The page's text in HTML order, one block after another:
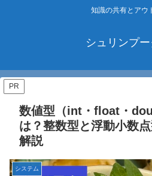
知識の共有とアウ
シュリンプ
PR
数値型（int・float・
は？整数型と浮動小数
解説
システム